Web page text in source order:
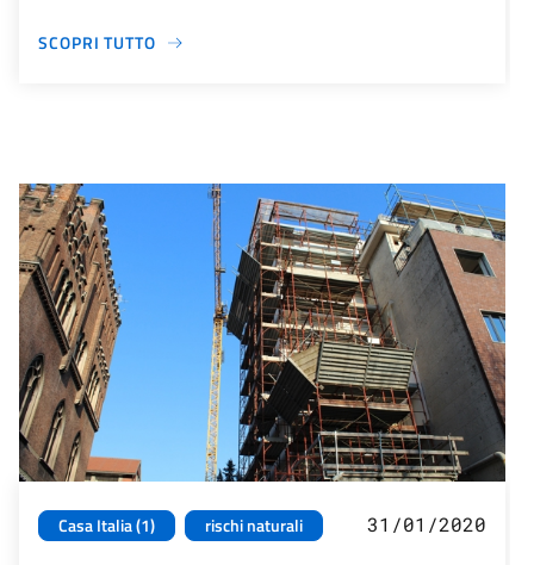
SCOPRI TUTTO
Casa Italia (1) rischi naturali 31/01/2020